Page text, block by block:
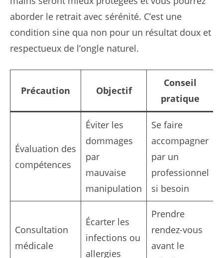
aborder le retrait avec sérénité. C’est une
condition sine qua non pour un résultat doux et
respectueux de l’ongle naturel.
Précaution Objectif
Conseil
pratique
Évaluation des
compétences
Éviter les
dommages
par
mauvaise
manipulation
Se faire
accompagner
par un
professionnel
si besoin
Consultation
médicale
Écarter les
infections ou
allergies
Prendre
rendez-vous
avant le